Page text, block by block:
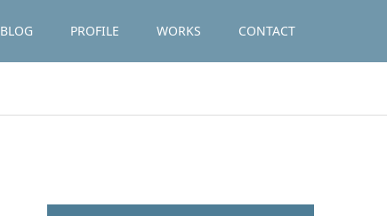
BLOG PROFILE WORKS CONTACT